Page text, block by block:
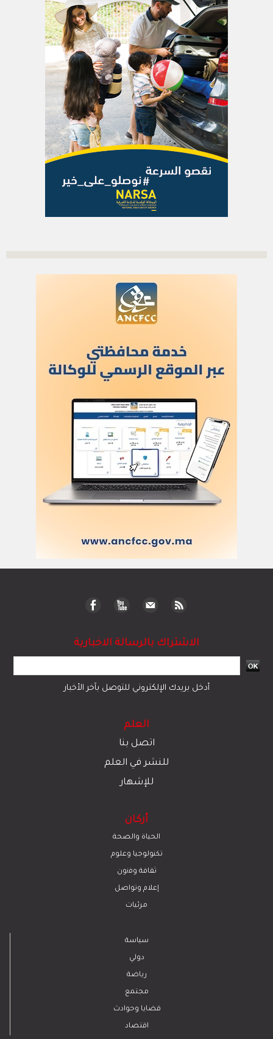
الاشتراك بالرسالة الاخبارية
أدخل بريدك الإلكتروني للتوصل بآخر الأخبار
العلم
اتصل بنا
للنشر في العلم
للإشهار
أركان
الحياة والصحة
تكنولوجيا وعلوم
ﺛﻘﺎﻓﺔ وﻓﻧون
إعلام وتواصل
مرئيات
سياسة
دولي
رياضة
مجتمع
قضايا وحوادث
اقتصاد